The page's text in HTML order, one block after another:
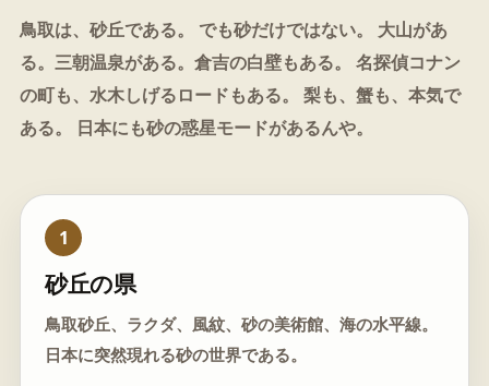
鳥取は、砂丘である。 でも砂だけではない。 大山があ
る。三朝温泉がある。倉吉の白壁もある。 名探偵コナン
の町も、水木しげるロードもある。 梨も、蟹も、本気で
ある。 日本にも砂の惑星モードがあるんや。
1
砂丘の県
鳥取砂丘、ラクダ、風紋、砂の美術館、海の水平線。
日本に突然現れる砂の世界である。